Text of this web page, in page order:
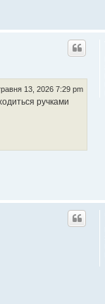
13, 2026 7:29 pm
ручками